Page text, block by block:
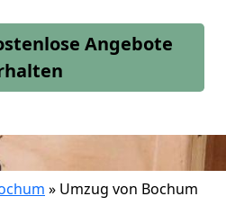
Angebote
» Umzug von Bochum